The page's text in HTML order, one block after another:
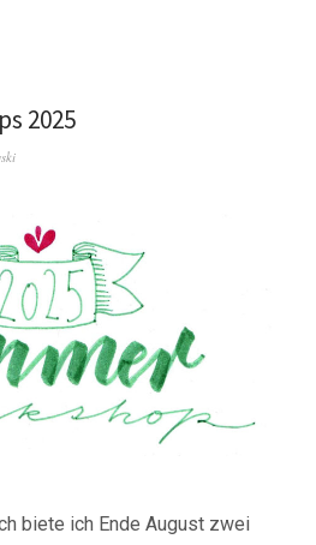
2025
biete ich Ende August zwei